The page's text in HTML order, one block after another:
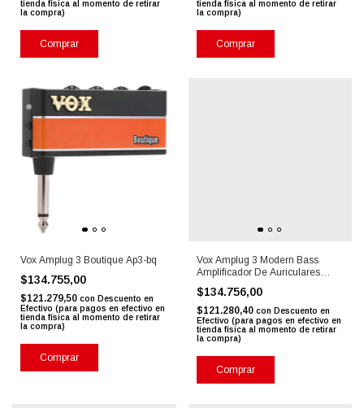
tienda física al momento de retirar
la compra)
Comprar
tienda física al momento de retirar
la compra)
Comprar
Vox Amplug 3 Boutique Ap3-bq
$134.755,00
$121.279,50 con Descuento en
Efectivo (para pagos en efectivo en
tienda física al momento de retirar
la compra)
Comprar
Vox Amplug 3 Modern Bass
Amplificador De Auriculares
P/bajo
$134.756,00
$121.280,40 con Descuento en
Efectivo (para pagos en efectivo en
tienda física al momento de retirar
la compra)
Comprar